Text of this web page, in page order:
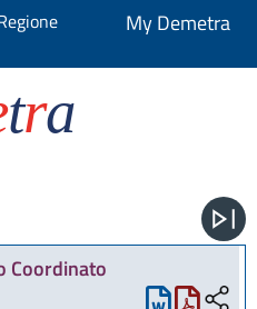
My Demetra
tra
Coordinato